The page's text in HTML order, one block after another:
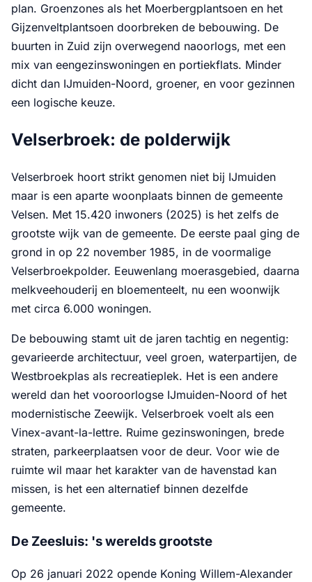
plan. Groenzones als het Moerbergplantsoen en het
Gijzenveltplantsoen doorbreken de bebouwing. De
buurten in Zuid zijn overwegend naoorlogs, met een
mix van eengezinswoningen en portiekflats. Minder
dicht dan IJmuiden-Noord, groener, en voor gezinnen
een logische keuze.
Velserbroek: de polderwijk
Velserbroek hoort strikt genomen niet bij IJmuiden
maar is een aparte woonplaats binnen de gemeente
Velsen. Met 15.420 inwoners (2025) is het zelfs de
grootste wijk van de gemeente. De eerste paal ging de
grond in op 22 november 1985, in de voormalige
Velserbroekpolder. Eeuwenlang moerasgebied, daarna
melkveehouderij en bloementeelt, nu een woonwijk
met circa 6.000 woningen.
De bebouwing stamt uit de jaren tachtig en negentig:
gevarieerde architectuur, veel groen, waterpartijen, de
Westbroekplas als recreatieplek. Het is een andere
wereld dan het vooroorlogse IJmuiden-Noord of het
modernistische Zeewijk. Velserbroek voelt als een
Vinex-avant-la-lettre. Ruime gezinswoningen, brede
straten, parkeerplaatsen voor de deur. Voor wie de
ruimte wil maar het karakter van de havenstad kan
missen, is het een alternatief binnen dezelfde
gemeente.
De Zeesluis: 's werelds grootste
Op 26 januari 2022 opende Koning Willem-Alexander